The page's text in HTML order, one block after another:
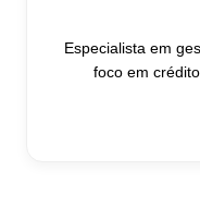
Especialista em
foco em